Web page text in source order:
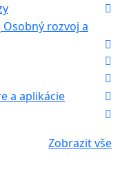
Osobný rozvoj a
a aplikácie
Zobrazit vše